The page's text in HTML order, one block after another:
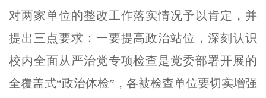
对两家单位的整改工作落实情况予以肯定，并
提出三点要求：一要提高政治站位，深刻认识
校内全面从严治党专项检查是党委部署开展的
全覆盖式“政治体检”，各被检查单位要切实增强